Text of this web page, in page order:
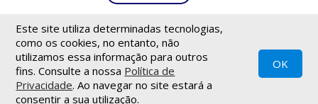
Este site utiliza determinadas tecnologias,
como os cookies, no entanto, não
utilizamos essa informação para outros
fins. Consulte a nossa Política de
Privacidade. Ao navegar no site estará a
consentir a sua utilização.
OK
1
Política de privacidade|Termos de utilização
© Teleflex - 2021Todos os direitos reservados